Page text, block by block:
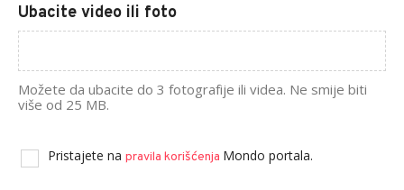
Ubacite video ili foto
Možete da ubacite do 3 fotografije ili videa. Ne smije biti
više od 25 MB.
Pristajete na pravila korišćenja Mondo portala.